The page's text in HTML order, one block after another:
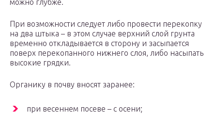
можно глубже.
При возможности следует либо провести перекопку
на два штыка – в этом случае верхний слой грунта
временно откладывается в сторону и засыпается
поверх перекопанного нижнего слоя, либо насыпать
высокие грядки.
Органику в почву вносят заранее:
при весеннем посеве – с осени;